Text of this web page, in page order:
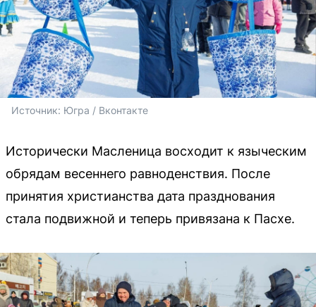
Источник: Югра / Вконтакте
Исторически Масленица восходит к языческим
обрядам весеннего равноденствия. После
принятия христианства дата празднования
стала подвижной и теперь привязана к Пасхе.